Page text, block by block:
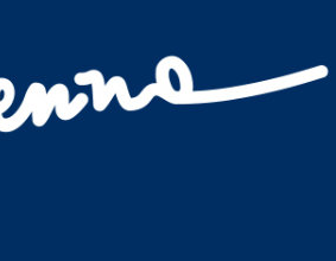
一覧
ンロード